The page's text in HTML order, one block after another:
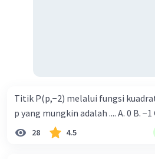
Titik P(p,−2) melalui fungsi
p yang mungkin adalah .... A. 0 B. −1
28 4.5